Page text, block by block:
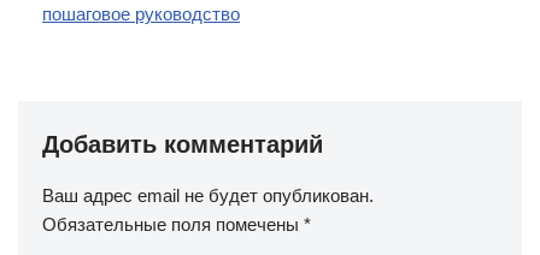
пошаговое руководство
Добавить комментарий
Ваш адрес email не будет опубликован.
Обязательные поля помечены *